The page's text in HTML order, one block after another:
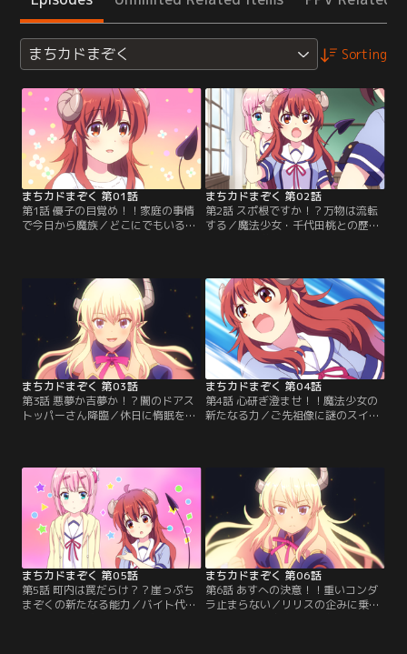
まちカドまぞく Sorting
まちカドまぞく 第01話
第1話 優子の目覚め！！家庭の事情
で今日から魔族／どこにでもいる普
たのは衝撃の事実。「吉田家は古代
より闇を糧とするもの……封印され
し『闇の一族』の末裔なのです」 一
族の封印を解くべく、闇の力に目覚
めた優子と一族の宿敵・魔法少女と
の戦いが今……。【提供：バンダイ
チャンネル】
まちカドまぞく 第02話
第2話 スポ根ですか！？万物は流転
する／魔法少女・千代田桃との歴然
を聞いていた桃に勢いで決闘を申し
込んでしまう。決闘の日は週末。果
たしてシャミ子はそれまでに強くな
れるのか！？そして増額してもらっ
たシャミ子のお小遣いの行方
は！！？【提供：バンダイチャンネ
ル】
まちカドまぞく 第03話
第3話 悪夢か吉夢か！？闇のドアス
トッパーさん降臨／休日に惰眠を貪
なく見覚えのあるツノと尻尾の生え
た金髪の女の子が！「余はおぬしの
祖先！！闇の一族の始祖だ！！」ご
先祖さまはシャミ子が魔族として目
覚めてからの活動について何か言い
たいことがあるようで……。【提
供：バンダイチャンネル】
まちカドまぞく 第04話
第4話 心研ぎ澄ませ！！魔法少女の
新たなる力／ご先祖像に謎のスイッ
ミ子であったが、不意に気が遠くな
り……気づくとそこはご先祖様のい
る封印空間！？謎のスイッチの正体-
-それは、ご先祖様が子孫の体を借り
て戦うことができる「ごせんぞスイ
ッチ」だった！！【提供：バンダイ
チャンネル】
まちカドまぞく 第05話
第5話 町内は罠だらけ？？崖っぷち
まぞくの新たなる能力／バイト代で
まちカドまぞく 第06話
第6話 あすへの決意！！重いコンダ
ラ止まらない／リリスの企みに乗せ